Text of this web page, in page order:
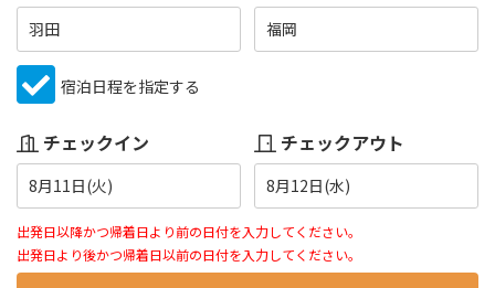
羽田 福岡
宿泊日程を指定する
チェックイン
8月11日(火)
チェックアウト
8月12日(水)
出発日以降かつ帰着日より前の日付を入力してください。
出発日より後かつ帰着日以前の日付を入力してください。